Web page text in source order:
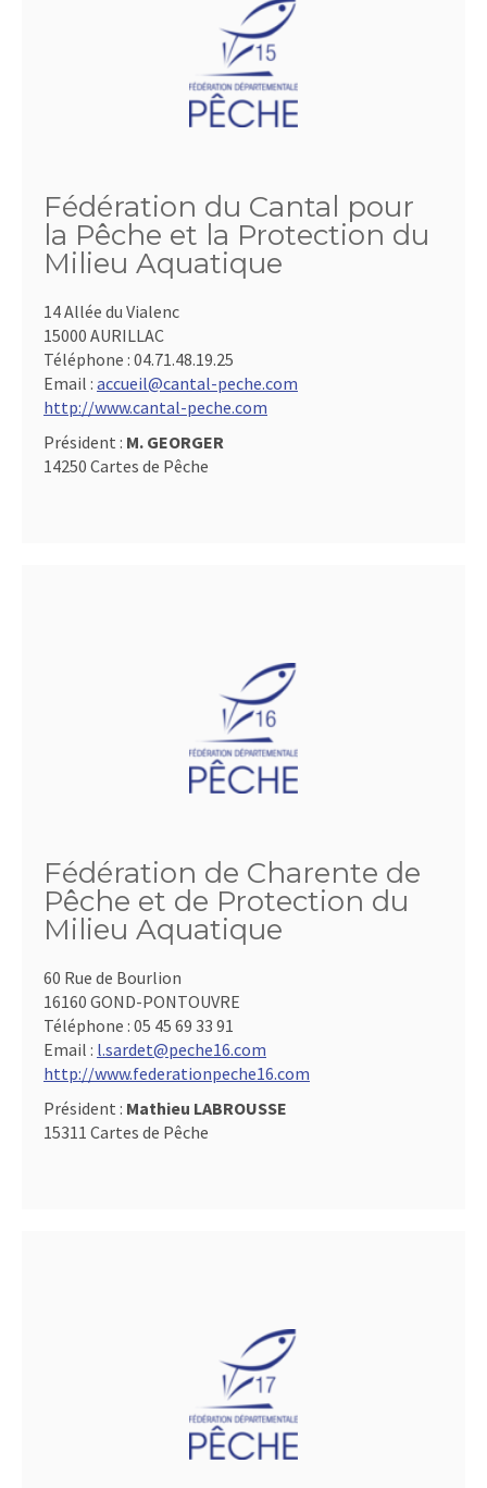
Fédération du Cantal pour
la Pêche et la Protection du
Milieu Aquatique
14 Allée du Vialenc
15000 AURILLAC
Téléphone : 04.71.48.19.25
Email : accueil@cantal-peche.com
http://www.cantal-peche.com
Président : M. GEORGER
14250 Cartes de Pêche
Fédération de Charente de
Pêche et de Protection du
Milieu Aquatique
60 Rue de Bourlion
16160 GOND-PONTOUVRE
Téléphone : 05 45 69 33 91
Email : l.sardet@peche16.com
http://www.federationpeche16.com
Président : Mathieu LABROUSSE
15311 Cartes de Pêche